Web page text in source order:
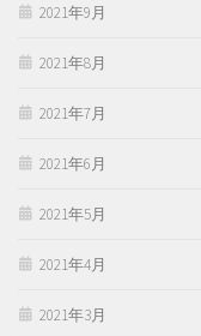
2021年9月
2021年8月
2021年7月
2021年6月
2021年5月
2021年4月
2021年3月